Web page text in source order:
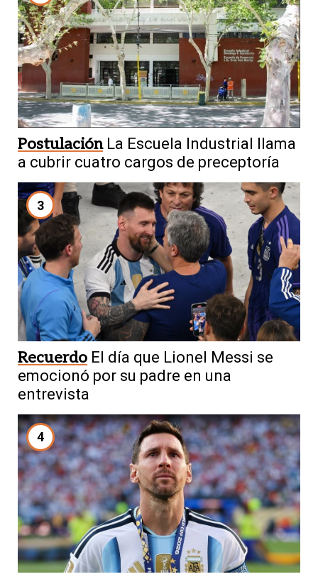
Postulación La Escuela Industrial llama
a cubrir cuatro cargos de preceptoría
3
Recuerdo El día que Lionel Messi se
emocionó por su padre en una
entrevista
4